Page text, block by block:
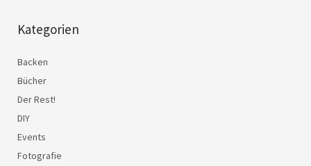
Kategorien
Backen
Bücher
Der Rest!
DIY
Events
Fotografie